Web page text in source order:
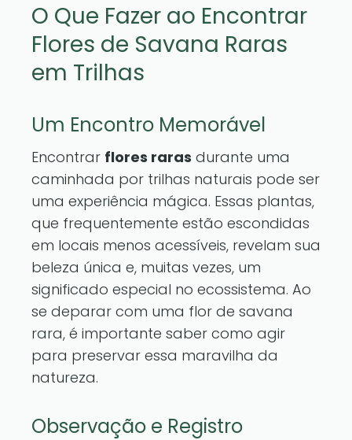
O Que Fazer ao Encontrar
Flores de Savana Raras
em Trilhas
Um Encontro Memorável
Encontrar flores raras durante uma
caminhada por trilhas naturais pode ser
uma experiência mágica. Essas plantas,
que frequentemente estão escondidas
em locais menos acessíveis, revelam sua
beleza única e, muitas vezes, um
significado especial no ecossistema. Ao
se deparar com uma flor de savana
rara, é importante saber como agir
para preservar essa maravilha da
natureza.
Observação e Registro